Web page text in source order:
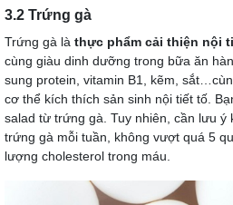
3.2 Trứng gà
Trứng gà là thực phẩm cải thiện nội
cùng giàu dinh dưỡng trong bữa ăn
sung protein, vitamin B1, kẽm,
cơ thể kích thích sản sinh nội tiết tố.
salad từ trứng gà. Tuy nhiên, cần lưu ý
trứng gà mỗi tuần, không vượt quá 5
lượng cholesterol trong máu.